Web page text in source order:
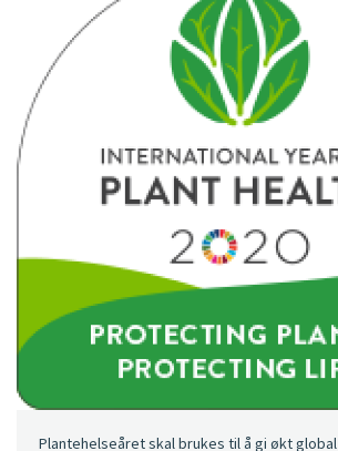
Plantehelseåret skal brukes til å gi økt global